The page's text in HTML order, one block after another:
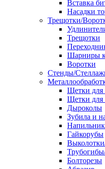
Вставка
Насадки
Трещотки/
Трещотки
Шарниры
Воротки
Стенды/
Щетки
Щетки для
Дыроколы
Зубила и
Гайкорубы
Болторезы